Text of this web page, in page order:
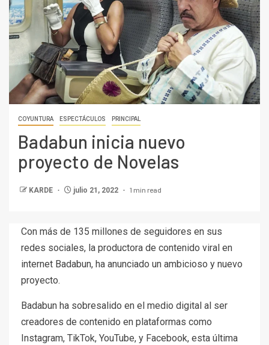
COYUNTURA ESPECTÁCULOS PRINCIPAL
Badabun inicia nuevo
proyecto de Novelas
KARDE julio 21, 2022 1 min read
Con más de 135 millones de seguidores en sus
redes sociales, la productora de contenido viral en
internet Badabun, ha anunciado un ambicioso y nuevo
proyecto.
Badabun ha sobresalido en el medio digital al ser
creadores de contenido en plataformas como
Instagram, TikTok, YouTube, y Facebook, esta última